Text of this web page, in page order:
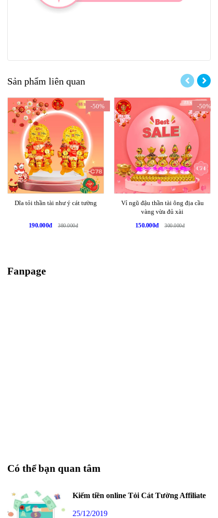
Sản phẩm liên quan
-50%
Dĩa tỏi thần tài như ý cát tường
190.000đ 380.000đ
-50%
Vỉ ngũ đậu thần tài ông địa cầu
vàng vừa đủ xài
150.000đ
300.000đ
Fanpage
Có thể bạn quan tâm
Kiếm tiền online Tỏi Cát Tường Affiliate
25/12/2019